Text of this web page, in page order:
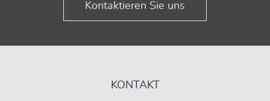
Kontaktieren Sie uns
KONTAKT